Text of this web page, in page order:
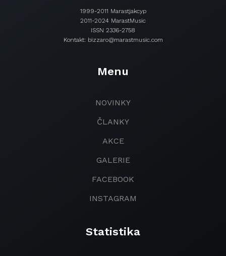
1999-2011 Marastjakcyp
2011-2024 MarastMusic
ISSN 2336-2758
Kontakt: bizzaro@marastmusic.com
Menu
NOVINKY
ČLANKY
AKCE
GALERIE
FACEBOOK
INSTAGRAM
Statistika